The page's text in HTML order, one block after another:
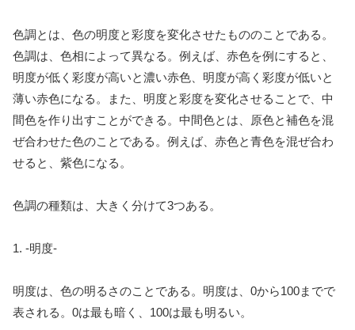
色調とは、色の明度と彩度を変化させたもののことである。
色調は、色相によって異なる。例えば、赤色を例にすると、
明度が低く彩度が高いと濃い赤色、明度が高く彩度が低いと
薄い赤色になる。また、明度と彩度を変化させることで、中
間色を作り出すことができる。中間色とは、原色と補色を混
ぜ合わせた色のことである。例えば、赤色と青色を混ぜ合わ
せると、紫色になる。
色調の種類は、大きく分けて3つある。
1. -明度-
明度は、色の明るさのことである。明度は、0から100までで
表される。0は最も暗く、100は最も明るい。